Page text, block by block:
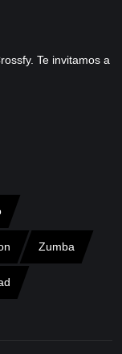
Te invitamos a
Zumba